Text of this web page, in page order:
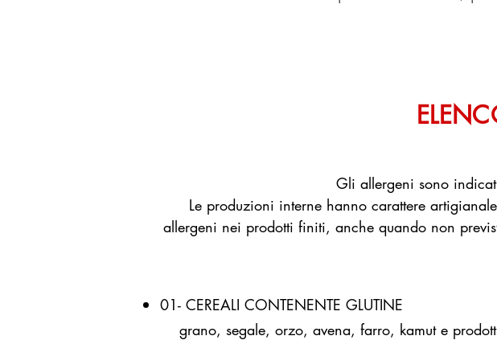
Gli allergeni sono
Le produzioni interne hanno carattere
allergeni nei prodotti finiti, anche quando non
01- CEREALI CONTENENTE GLUTINE
grano, segale, orzo, avena, farro, kamut e